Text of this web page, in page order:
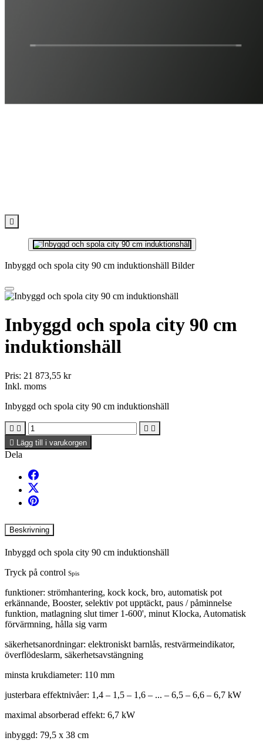

Inbyggd och spola city 90 cm induktionshäll Bilder
Inbyggd och spola city 90 cm
induktionshäll
Pris: 21 873,55 kr
Inkl. moms
Inbyggd och spola city 90 cm induktionshäll
   
 Lägg till i varukorgen
Dela
Beskrivning
Inbyggd och spola city 90 cm induktionshäll
Tryck på control Spis
funktioner: strömhantering, kock kock, bro, automatisk pot
erkännande, Booster, selektiv pot upptäckt, paus / påminnelse
funktion, matlagning slut timer 1-600', minut Klocka, Automatisk
förvärmning, hålla sig varm
säkerhetsanordningar: elektroniskt barnlås, restvärmeindikator,
överflödeslarm, säkerhetsavstängning
minsta krukdiameter: 110 mm
justerbara effektnivåer: 1,4 – 1,5 – 1,6 – ... – 6,5 – 6,6 – 6,7 kW
maximal absorberad effekt: 6,7 kW
inbyggd: 79,5 x 38 cm